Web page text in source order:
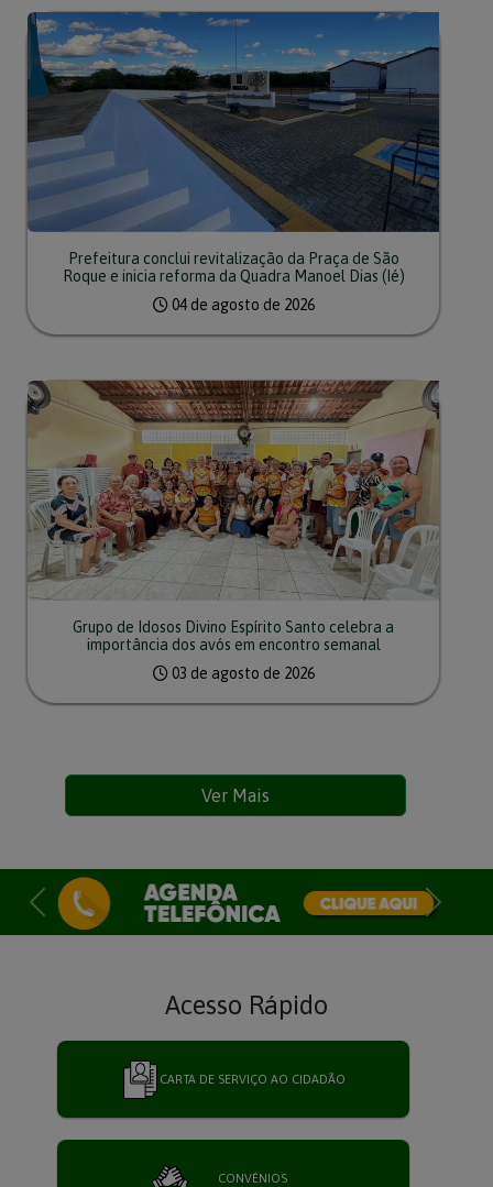
Prefeitura conclui revitalização da Praça de São
Roque e inicia reforma da Quadra Manoel Dias (Ié)
04 de agosto de 2026
Grupo de Idosos Divino Espírito Santo celebra a
importância dos avós em encontro semanal
03 de agosto de 2026
Ver Mais
Previous Next
Acesso Rápido
CARTA DE SERVIÇO AO CIDADÃO
CONVÊNIOS